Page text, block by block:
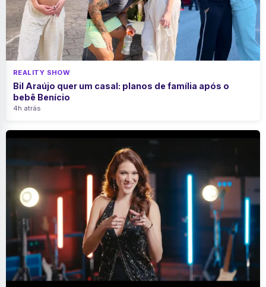
REALITY SHOW
Bil Araújo quer um casal: planos de família após o
bebê Benício
4h atrás